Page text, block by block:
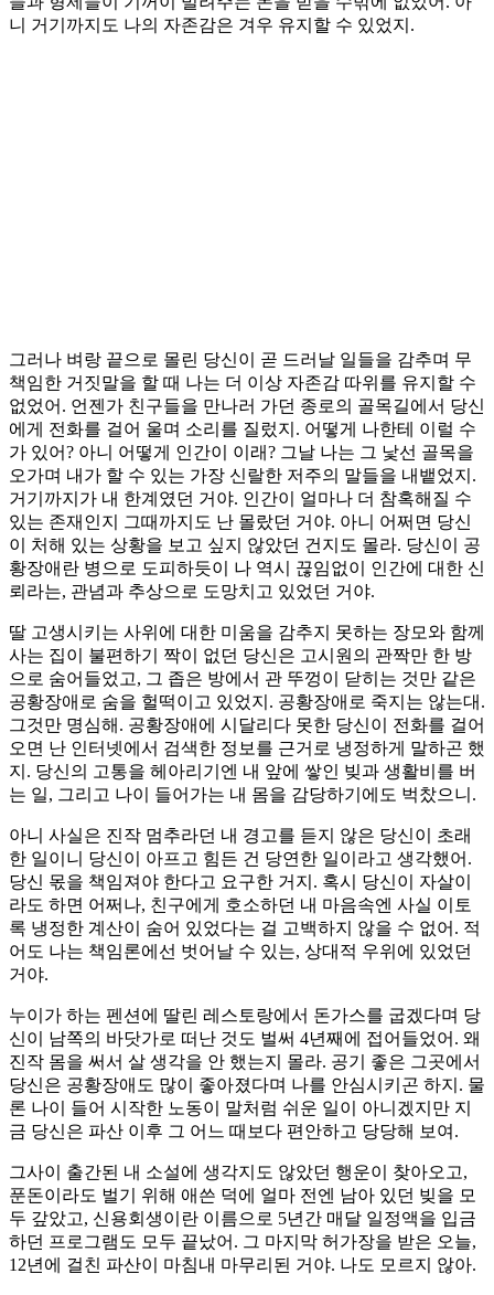
니 거기까지도 나의 자존감은 겨우 유지할 수 있었지.
그러나 벼랑 끝으로 몰린 당신이 곧 드러날 일들을 감추며 무
책임한 거짓말을 할 때 나는 더 이상 자존감 따위를 유지할 수
없었어. 언젠가 친구들을 만나러 가던 종로의 골목길에서 당신
에게 전화를 걸어 울며 소리를 질렀지. 어떻게 나한테 이럴 수
가 있어? 아니 어떻게 인간이 이래? 그날 나는 그 낯선 골목을
오가며 내가 할 수 있는 가장 신랄한 저주의 말들을 내뱉었지.
거기까지가 내 한계였던 거야. 인간이 얼마나 더 참혹해질 수
있는 존재인지 그때까지도 난 몰랐던 거야. 아니 어쩌면 당신
이 처해 있는 상황을 보고 싶지 않았던 건지도 몰라. 당신이 공
황장애란 병으로 도피하듯이 나 역시 끊임없이 인간에 대한 신
뢰라는, 관념과 추상으로 도망치고 있었던 거야.
딸 고생시키는 사위에 대한 미움을 감추지 못하는 장모와 함께
사는 집이 불편하기 짝이 없던 당신은 고시원의 관짝만 한 방
으로 숨어들었고, 그 좁은 방에서 관 뚜껑이 닫히는 것만 같은
공황장애로 숨을 헐떡이고 있었지. 공황장애로 죽지는 않는대.
그것만 명심해. 공황장애에 시달리다 못한 당신이 전화를 걸어
오면 난 인터넷에서 검색한 정보를 근거로 냉정하게 말하곤 했
지. 당신의 고통을 헤아리기엔 내 앞에 쌓인 빚과 생활비를 버
는 일, 그리고 나이 들어가는 내 몸을 감당하기에도 벅찼으니.
아니 사실은 진작 멈추라던 내 경고를 듣지 않은 당신이 초래
한 일이니 당신이 아프고 힘든 건 당연한 일이라고 생각했어.
당신 몫을 책임져야 한다고 요구한 거지. 혹시 당신이 자살이
라도 하면 어쩌나, 친구에게 호소하던 내 마음속엔 사실 이토
록 냉정한 계산이 숨어 있었다는 걸 고백하지 않을 수 없어. 적
어도 나는 책임론에선 벗어날 수 있는, 상대적 우위에 있었던
거야.
누이가 하는 펜션에 딸린 레스토랑에서 돈가스를 굽겠다며 당
신이 남쪽의 바닷가로 떠난 것도 벌써 4년째에 접어들었어. 왜
진작 몸을 써서 살 생각을 안 했는지 몰라. 공기 좋은 그곳에서
당신은 공황장애도 많이 좋아졌다며 나를 안심시키곤 하지. 물
론 나이 들어 시작한 노동이 말처럼 쉬운 일이 아니겠지만 지
금 당신은 파산 이후 그 어느 때보다 편안하고 당당해 보여.
그사이 출간된 내 소설에 생각지도 않았던 행운이 찾아오고,
푼돈이라도 벌기 위해 애쓴 덕에 얼마 전엔 남아 있던 빚을 모
두 갚았고, 신용회생이란 이름으로 5년간 매달 일정액을 입금
하던 프로그램도 모두 끝났어. 그 마지막 허가장을 받은 오늘,
12년에 걸친 파산이 마침내 마무리된 거야. 나도 모르지 않아.